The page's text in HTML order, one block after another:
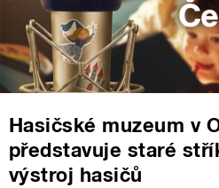
Hasičské muzeum v
představuje staré
výstroj hasičů